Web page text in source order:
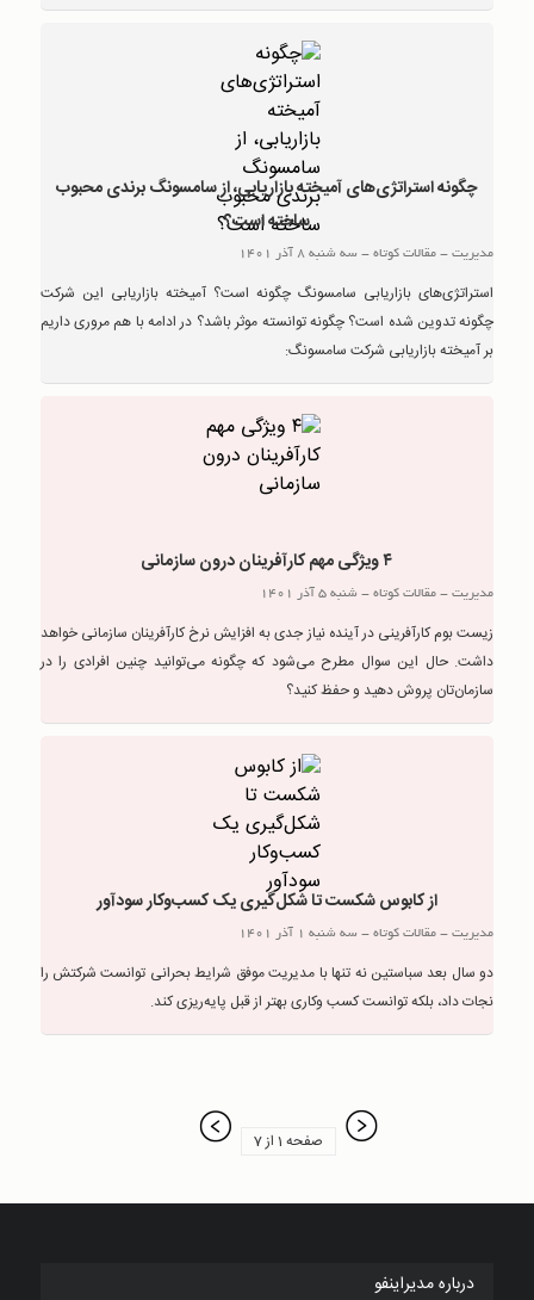
چگونه استراتژی‌های آمیخته بازاریابی، از سامسونگ برندی محبوب
ساخته است؟
مدیریت-مقالات کوتاه- سه شنبه 8 آذر 1401
استراتژی‌های بازاریابی سامسونگ چگونه است؟ آمیخته بازاریابی این شرکت
چگونه تدوین شده‌ است؟ چگونه توانسته موثر باشد؟ در ادامه با هم مروری داریم
بر آمیخته بازاریابی شرکت سامسونگ:
۴ ویژگی مهم کارآفرینان درون سازمانی
مدیریت-مقالات کوتاه- شنبه 5 آذر 1401
زیست بوم کارآفرینی در آینده نیاز جدی به افزایش نرخ کارآفرینان سازمانی خواهد
داشت. حال این سوال مطرح می‌شود که چگونه می‌توانید چنین افرادی را در
سازمان‌تان پروش دهید و حفظ کنید؟
از کابوس شکست تا شکل‌گیری یک کسب‌وکار سودآور
مدیریت-مقالات کوتاه- سه شنبه 1 آذر 1401
دو سال بعد سباستین نه تنها با مدیریت موفق شرایط بحرانی توانست شرکتش را
نجات داد، بلکه توانست کسب وکاری بهتر از قبل پایه‌ریزی کند.
صفحه 1 از 7
درباره مدیراینفو